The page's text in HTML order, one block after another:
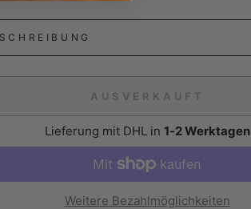
AUSVERKAUFT
Lieferung mit DHL in 1-2 Werktagen
Weitere Bezahlmöglichkeiten